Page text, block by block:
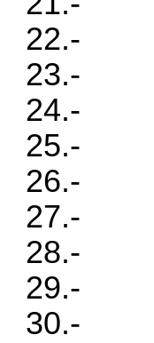
22.-
23.-
24.-
25.-
26.-
27.-
28.-
29.-
30.-